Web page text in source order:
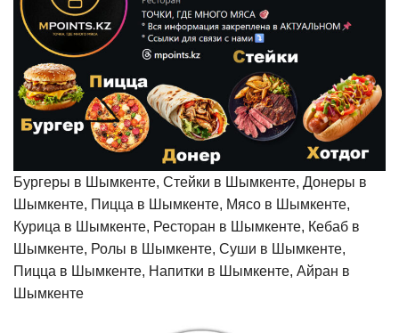
Бургеры в Шымкенте, Стейки в Шымкенте, Донеры в
Шымкенте, Пицца в Шымкенте, Мясо в Шымкенте,
Курица в Шымкенте, Ресторан в Шымкенте, Кебаб в
Шымкенте, Ролы в Шымкенте, Суши в Шымкенте,
Пицца в Шымкенте, Напитки в Шымкенте, Айран в
Шымкенте